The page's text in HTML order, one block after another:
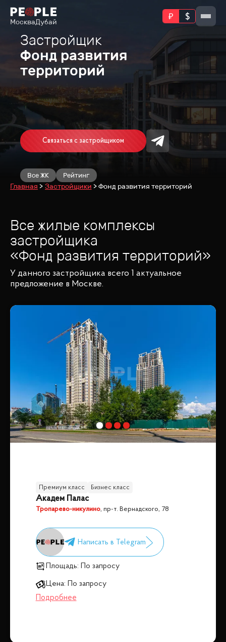
МоскваДубай
Застройщик
Фонд развития
территорий
Связаться с застройщиком
Все ЖК Рейтинг
Главная Застройщики Фонд развития территорий
Все жилые комплексы
застройщика
«Фонд развития территорий»
У данного застройщика всего 1 актуальное
предложение в Москве.
Премиум класс Бизнес класс
Академ Палас
Тропарево-никулино, пр-т. Вернадского, 78
Площадь: По запросу
Цена: По запросу